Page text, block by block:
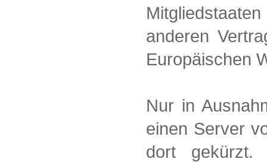
anderen
Europäischen
Nur in
einen Server
dort gekürzt.